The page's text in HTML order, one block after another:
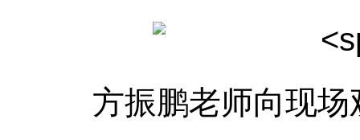
方振鹏老师向现场